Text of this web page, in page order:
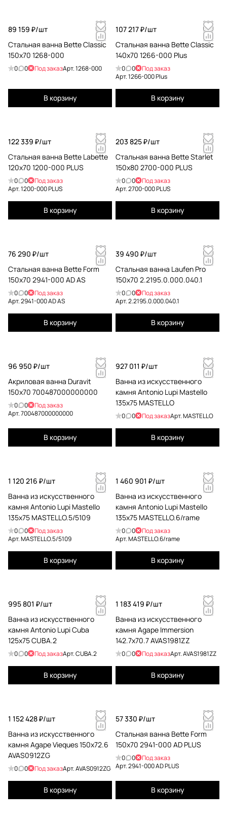
89 159 ₽/шт
Стальная ванна Bette Classic
150x70 1268-000
0 0 Под заказАрт.1268-000
В корзину
107 217 ₽/шт
Стальная ванна Bette Classic
140x70 1266-000 Plus
0 0
Под заказ
Арт.1266-000 Plus
В корзину
122 339 ₽/шт
Стальная ванна Bette Labette
120x70 1200-000 PLUS
0 0
Под заказ
Арт.1200-000 PLUS
В корзину
203 825 ₽/шт
Стальная ванна Bette Starlet
150x80 2700-000 PLUS
0 0
Под заказ
Арт.2700-000 PLUS
В корзину
76 290 ₽/шт
Стальная ванна Bette Form
150x70 2941-000 AD AS
0 0
Под заказ
Арт.2941-000 AD AS
В корзину
39 490 ₽/шт
Стальная ванна Laufen Pro
150x70 2.2195.0.000.040.1
0 0
Под заказ
Арт.2.2195.0.000.040.1
В корзину
96 950 ₽/шт
Акриловая ванна Duravit
150x70 700487000000000
0 0
Под заказ
Арт.700487000000000
В корзину
927 011 ₽/шт
Ванна из искусственного
камня Antonio Lupi Mastello
135x75 MASTELLO
0 0 Под заказАрт.MASTELLO
В корзину
1 120 216 ₽/шт
Ванна из искусственного
камня Antonio Lupi Mastello
135x75 MASTELLO.5/5109
0 0
Под заказ
Арт.MASTELLO.5/5109
В корзину
1 460 901 ₽/шт
Ванна из искусственного
камня Antonio Lupi Mastello
135x75 MASTELLO.6/rame
0 0
Под заказ
Арт.MASTELLO.6/rame
В корзину
995 801 ₽/шт
Ванна из искусственного
камня Antonio Lupi Cuba
125x75 CUBA.2
0 0 Под заказАрт.CUBA.2
В корзину
1 183 419 ₽/шт
Ванна из искусственного
камня Agape Immersion
142.7x70.7 AVAS1981ZZ
0 0 Под заказАрт.AVAS1981ZZ
В корзину
1 152 428 ₽/шт
Ванна из искусственного
камня Agape Vieques 150x72.6
AVAS0912ZG
0 0 Под заказАрт.AVAS0912ZG
В корзину
57 330 ₽/шт
Стальная ванна Bette Form
150x70 2941-000 AD PLUS
0 0
Под заказ
Арт.2941-000 AD PLUS
В корзину